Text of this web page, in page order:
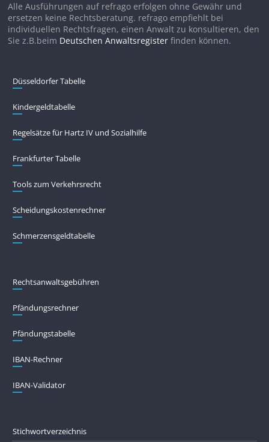
Alle Ausführungen auf refrago erfolgen ohne Gewähr und
ersetzen keine Rechtsberatung. refrago empfiehlt bei
individuellen Rechtsfragen, einen Anwalt zu konsultieren, den
Sie z.B.beim Deutschen Anwaltsregister finden können.
Düsseldorfer Tabelle
Kindergeldtabelle
Regelsätze für Hartz IV und Sozialhilfe
Frankfurter Tabelle
Tools zum Verkehrsrecht
Scheidungskostenrechner
Schmerzensgeldtabelle
Rechtsanwaltsgebühren
Pfändungs­rechner
Pfändungs­tabelle
IBAN-Rechner
IBAN-Validator
Stichwortverzeichnis